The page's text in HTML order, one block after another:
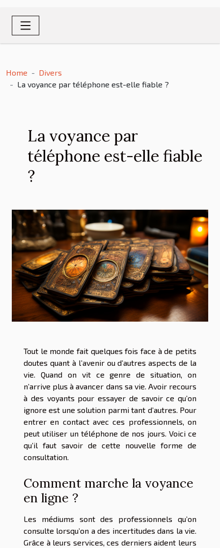
Home
Divers
La voyance par téléphone est-elle fiable ?
La voyance par
téléphone est-elle fiable
?
Tout le monde fait quelques fois face à de petits
doutes quant à l’avenir ou d’autres aspects de la
vie. Quand on vit ce genre de situation, on
n’arrive plus à avancer dans sa vie. Avoir recours
à des voyants pour essayer de savoir ce qu’on
ignore est une solution parmi tant d’autres. Pour
entrer en contact avec ces professionnels, on
peut utiliser un téléphone de nos jours. Voici ce
qu’il faut savoir de cette nouvelle forme de
consultation.
Comment marche la voyance
en ligne ?
Les médiums sont des professionnels qu’on
consulte lorsqu’on a des incertitudes dans la vie.
Grâce à leurs services, ces derniers aident leurs